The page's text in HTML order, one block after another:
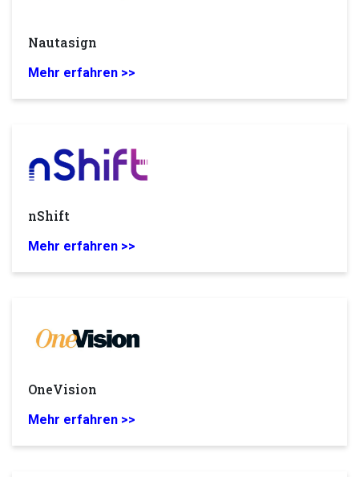
Nautasign
Mehr erfahren >>
nShift
Mehr erfahren >>
OneVision
Mehr erfahren >>